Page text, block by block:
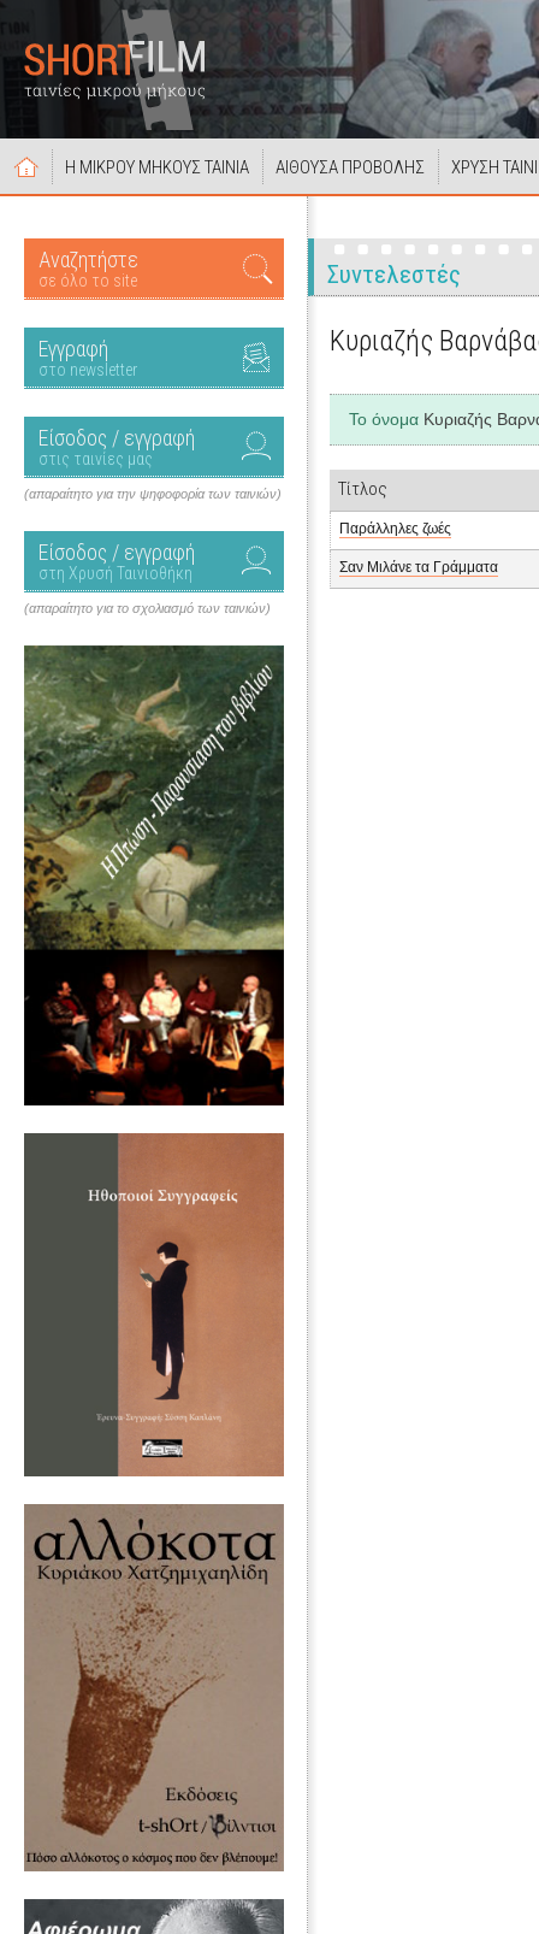
Η ΜΙΚΡΟΥ ΜΗΚΟΥΣ ΤΑΙΝΙΑ ΑΙΘΟΥΣΑ ΠΡΟΒΟΛΗΣ ΧΡΥΣΗ
Αναζητήστε
σε όλο το site
Εγγραφή
στο newsletter
Είσοδος / εγγραφή
στις ταινίες μας
(απαραίτητο για την ψηφοφορία των ταινιών)
Είσοδος / εγγραφή
στη Χρυσή Ταινιοθήκη
(απαραίτητο για το σχολιασμό των ταινιών)
Συντελεστές
Κυριαζής
Το όνομα Κυριαζής
Τίτλος
Παράλληλες ζωές
Σαν Μιλάνε τα Γράμματα